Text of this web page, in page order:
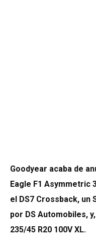
Goodyear acaba de
Eagle F1 Asymmetric
el DS7 Crossback, un
por DS Automobiles,
235/45 R20 100V XL.